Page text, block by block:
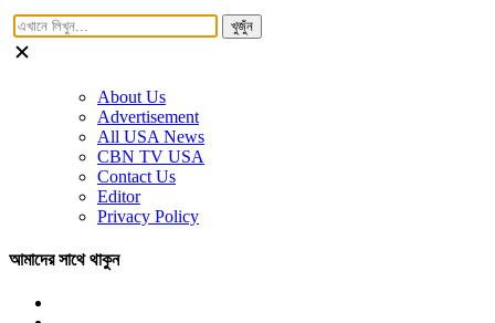
খুজুঁন
About Us
Advertisement
All USA News
CBN TV USA
Contact Us
Editor
Privacy Policy
আমাদের সাথে থাকুন